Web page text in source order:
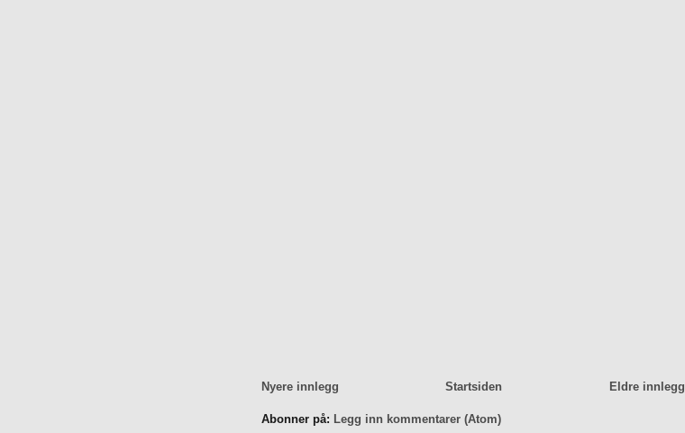
Nyere innlegg Eldre innlegg
Startsiden
Abonner på: Legg inn kommentarer (Atom)